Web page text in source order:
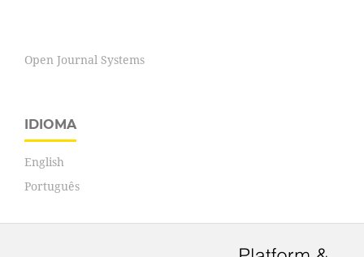
Open Journal Systems
IDIOMA
English
Português